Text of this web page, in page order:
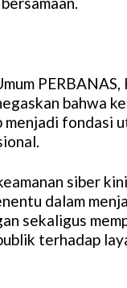
PERBANAS,
bahwa
menjadi fondasi
siber
dalam
sekaligus
terhadap